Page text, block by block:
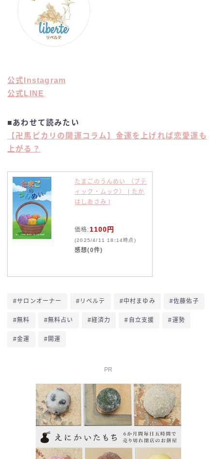
公式Instagram
公式LINE
■あわせて読みたい
【卍馬ピカリの開運コラム】金運を上げれば恋愛運も
上がる？
たまごのうんめい （ブテ
ィック・ムック） [ たか
はしあさみ ]
価格: 1100円
(2025/4/11 18:14時点)
感想(0件)
#サロンオーナー #リベルテ #中村まゆみ #佐藤佑子
#無料 #無料占い #経済力 #自立支援 #運勢
#金運 #開運
PR